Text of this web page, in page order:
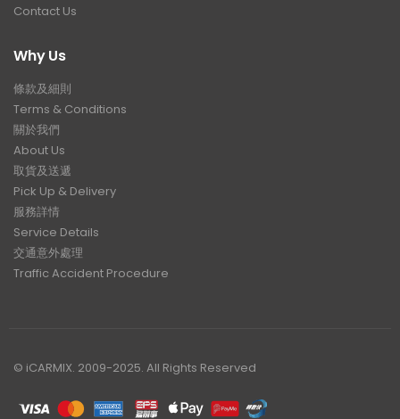
Contact Us
Why Us
條款及細則
Terms & Conditions
關於我們
About Us
取貨及送遞
Pick Up & Delivery
服務詳情
Service Details
交通意外處理
Traffic Accident Procedure
© iCARMIX. 2009-2025. All Rights Reserved